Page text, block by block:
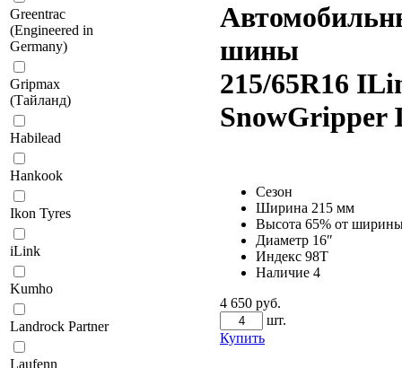
Greentrac
(Engineered in
Germany)
Gripmax
(Тайланд)
Habilead
Hankook
Ikon Tyres
iLink
Kumho
Landrock Partner
Laufenn
шины
215/65R16
SnowGripper
Сезон
Ширина 215 мм
Высота 65% от
Диаметр 16″
Индекс 98T
Наличие 4
4 650 руб.
шт.
Купить